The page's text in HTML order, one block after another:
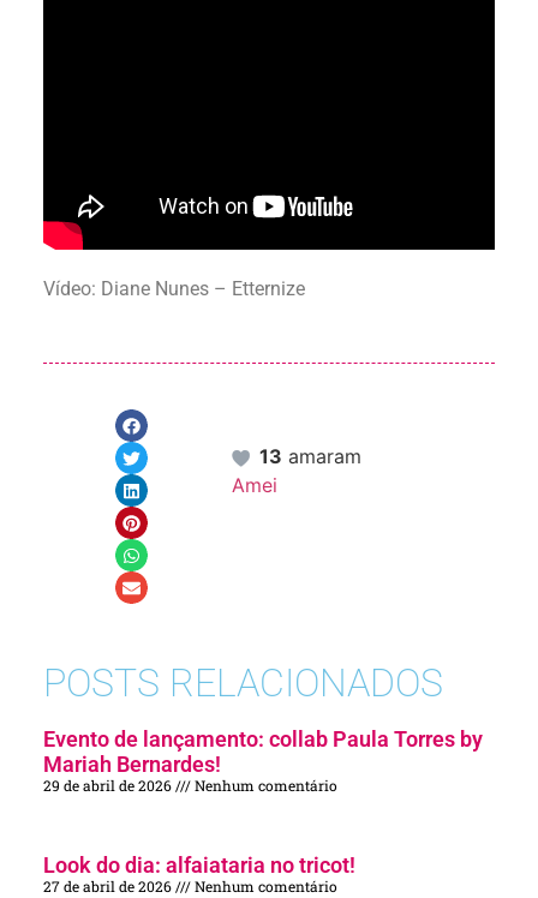
Vídeo: Diane Nunes – Etternize
13 amaram
Amei
POSTS RELACIONADOS
Evento de lançamento: collab Paula Torres by
Mariah Bernardes!
29 de abril de 2026 Nenhum comentário
Look do dia: alfaiataria no tricot!
27 de abril de 2026 Nenhum comentário